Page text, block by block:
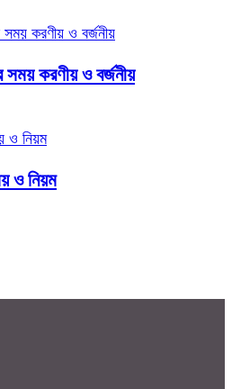
সময় করণীয় ও বর্জনীয়
ও নিয়ম